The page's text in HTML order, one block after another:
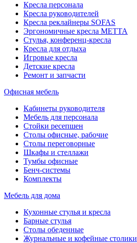
Кресла персонала
Кресла руководителей
Кресла реклайнеры SOFAS
Эргономичные кресла МЕТТА
Стулья, конференц-кресла
Кресла для отдыха
Игровые кресла
Детские кресла
Ремонт и запчасти
Офисная мебель
Кабинеты руководителя
Мебель для персонала
Стойки ресепшен
Столы офисные, рабочие
Столы переговорные
Шкафы и стеллажи
Тумбы офисные
Бенч-системы
Комплекты
Мебель для дома
Кухонные стулья и кресла
Барные стулья
Столы обеденные
Журнальные и кофейные столики